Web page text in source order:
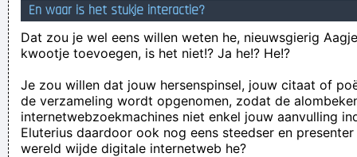
En waar is het stukje interactie?
Dat zou je wel eens willen weten he, nieuwsgierig
kwootje toevoegen, is het niet!? Ja he!? He!?
Je zou willen dat jouw hersenspinsel, jouw citaat of
de verzameling wordt opgenomen, zodat de
internetwebzoekmachines niet enkel jouw aanvulling
Eluterius daardoor ook nog eens steedser en
wereld wijde digitale internetweb he?